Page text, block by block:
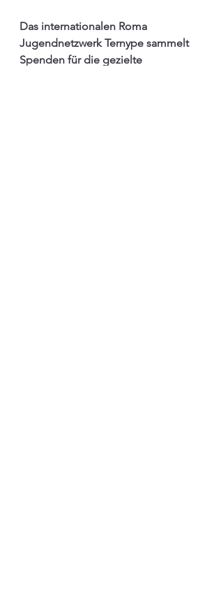
Das internationalen Roma
Jugendnetzwerk Ternype sammelt
Spenden für die gezielte